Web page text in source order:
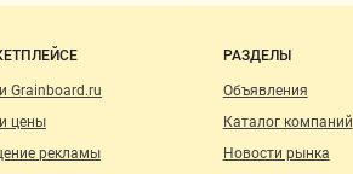
по сайту
Grainboard.ru
цены
рекламы
РАЗДЕЛЫ
Объявления
Каталог компаний
Новости рынка